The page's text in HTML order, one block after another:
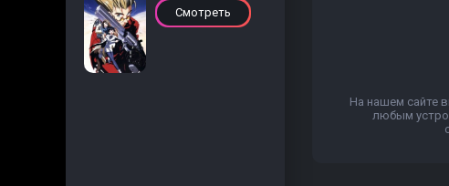
Смотреть
На нашем сайте
любым